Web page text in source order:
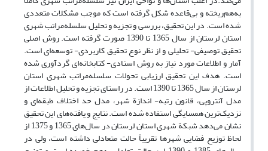
به‌هم‌ریخته و بی‌قاعده شکل گرفته است که موجب مشکلات متعددی
شده است. در این تحقیق، بررسی و تجزیه و تحلیل سلسله‌مراتب شهری
استان لرستان از سال 1365 تا 1390 صورت گرفته است. روش اصلی
تحقیق توصیفی- تحلیلی و از نظر نوع تحقیق کاربردی- توسعه‌ای است.
آمار و اطلاعات مورد نیاز به روش اسنادی- کتابخانه‌ای گردآوری شده
است. هدف این تحقیق ارزیابی تحولات سلسله‌مراتب شهری استان
لرستان از سال 1365 تا 1390 است. در راستای تجزیه و تحلیل اطلاعات از
مدل آنتروپی، قانون رتبه- اندازة شهر، مدل حد اختلاف طبقه‌ای و
نزدیک‌ترین همسایگی استفاده شده است. نتایج و یافته‌های این تحقیق
نشان می‌دهد شبکة شهری استان لرستان در سال‌های 1365 و 1375 از
لحاظ توزیع فضایی شهرها تقریباً حالت متعادلی داشته است، ولی در